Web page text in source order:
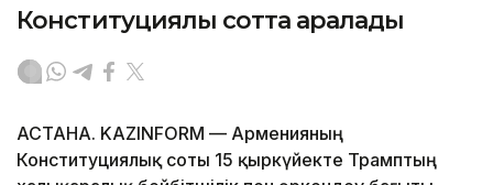
Конституциялық сотта қаралады
АСТАНА. KAZINFORM — Арменияның
Конституциялық соты 15 қыркүйекте Трамптың